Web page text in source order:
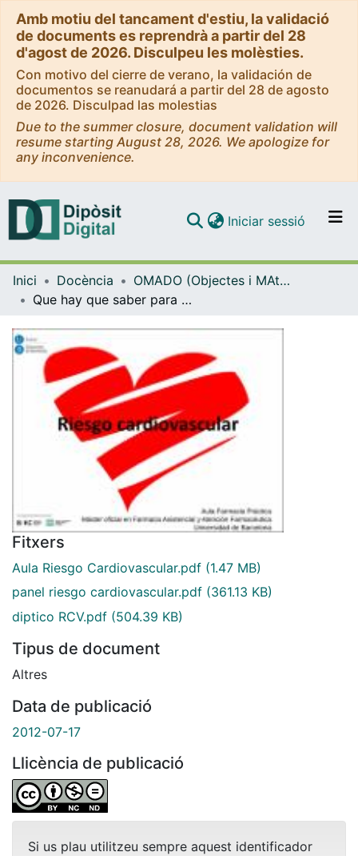
Amb motiu del tancament d'estiu, la validació
de documents es reprendrà a partir del 28
d'agost de 2026. Disculpeu les molèsties.
Con motivo del cierre de verano, la validación de
documentos se reanudará a partir del 28 de agosto
de 2026. Disculpad las molestias
Due to the summer closure, document validation will
resume starting August 28, 2026. We apologize for
any inconvenience.
Navega per tot el DD
Iniciar sessió (current)
Inici Docència
OMADO (Objectes i MAterials DOcents)
Que hay que saber para implementar el servicio de Atención Farmacéutica al paciente con riesgo cardiovascular
Fitxers
Aula Riesgo Cardiovascular.pdf (1.47 MB)
panel riesgo cardiovascular.pdf (361.13 KB)
diptico RCV.pdf (504.39 KB)
Tipus de document
Altres
Data de publicació
2012-07-17
Llicència de publicació
Si us plau utilitzeu sempre aquest identificador